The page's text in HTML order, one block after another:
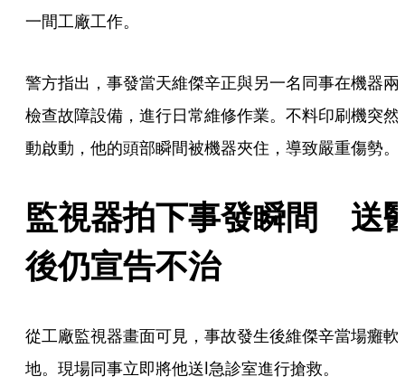
一間工廠工作。
警方指出，事發當天維傑辛正與另一名同事在機器兩
檢查故障設備，進行日常維修作業。不料印刷機突然
動啟動，他的頭部瞬間被機器夾住，導致嚴重傷勢。
監視器拍下事發瞬間　送
後仍宣告不治
從工廠監視器畫面可見，事故發生後維傑辛當場癱軟
地。現場同事立即將他送l急診室進行搶救。